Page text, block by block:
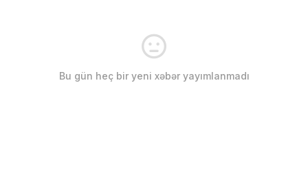
Bu gün heç bir yeni xəbər yayımlanmadı